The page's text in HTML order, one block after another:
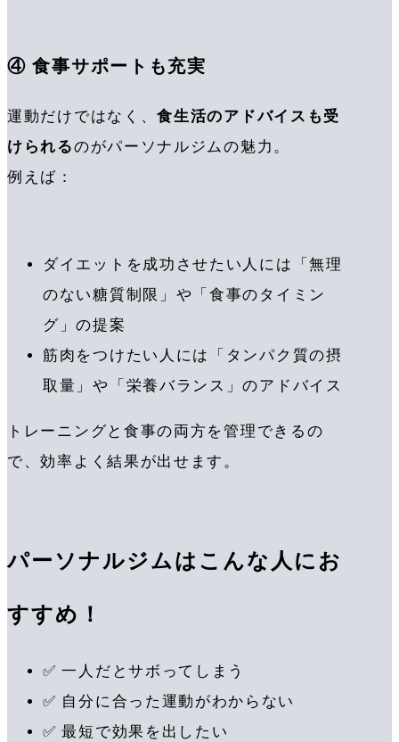
④ 食事サポートも充実
運動だけではなく、食生活のアドバイスも受
けられるのがパーソナルジムの魅力。
例えば：
ダイエットを成功させたい人には「無理
のない糖質制限」や「食事のタイミン
グ」の提案
筋肉をつけたい人には「タンパク質の摂
取量」や「栄養バランス」のアドバイス
トレーニングと食事の両方を管理できるの
で、効率よく結果が出せます。
パーソナルジムはこんな人にお
すすめ！
✅ 一人だとサボってしまう
✅ 自分に合った運動がわからない
✅ 最短で効果を出したい